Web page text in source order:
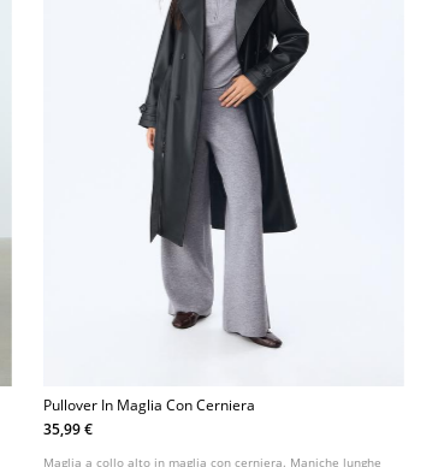
Pullover In Maglia Con Cerniera
35,99 €
Maglia a collo alto in maglia con cerniera. Maniche lunghe